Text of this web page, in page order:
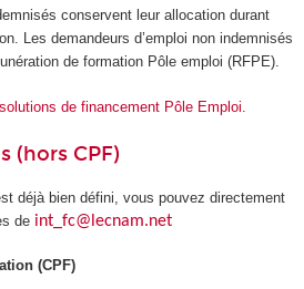
conservent leur allocation durant
Les demandeurs d’emploi non indemnisés
de formation Pôle emploi (RFPE).
de financement Pôle Emploi.
(hors CPF)
déjà bien défini, vous pouvez directement
de int_fc@lecnam.net
(CPF)